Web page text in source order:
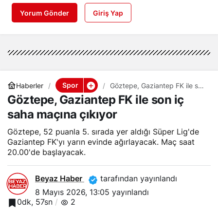
Yorum Gönder Giriş Yap
Haberler Spor
Göztepe, Gaziantep FK ile son
iç saha maçına çıkıyor
Göztepe, Gaziantep FK ile son iç
saha maçına çıkıyor
Göztepe, 52 puanla 5. sırada yer aldığı Süper Lig'de
Gaziantep FK'yı yarın evinde ağırlayacak. Maç saat
20.00'de başlayacak.
Beyaz Haber
tarafından yayınlandı
8 Mayıs 2026, 13:05 yayınlandı
0dk, 57sn
2